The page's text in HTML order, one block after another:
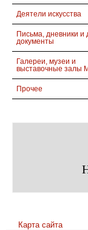
Деятели искусства
Письма, дневники и
документы
Галереи, музеи и
выставочные залы
Прочее
Карта сайта